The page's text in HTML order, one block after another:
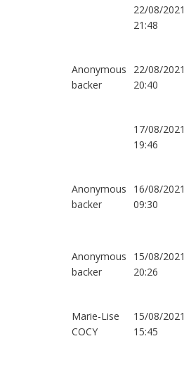
22/08/2021
21:48
Anonymous
backer
22/08/2021
20:40
17/08/2021
19:46
Anonymous
backer
16/08/2021
09:30
Anonymous
backer
15/08/2021
20:26
Marie-Lise
COCY
15/08/2021
15:45